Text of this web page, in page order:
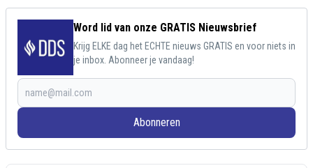
Word lid van onze GRATIS Nieuwsbrief
Krijg ELKE dag het ECHTE nieuws GRATIS en voor niets in
je inbox. Abonneer je vandaag!
Abonneren